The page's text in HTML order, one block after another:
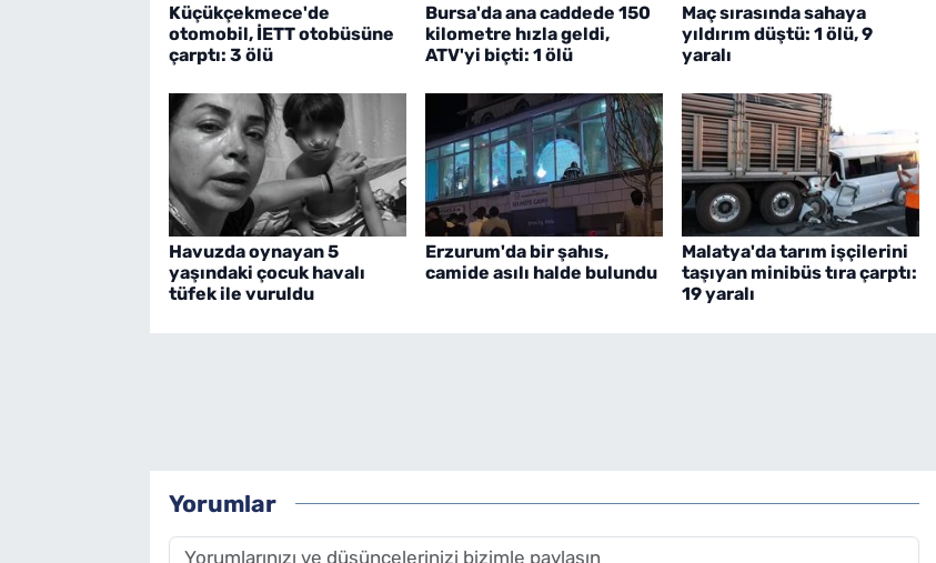
Küçükçekmece'de
otomobil, İETT otobüsüne
çarptı: 3 ölü
Bursa'da ana caddede 150
kilometre hızla geldi,
ATV'yi biçti: 1 ölü
Maç sırasında sahaya
yıldırım düştü: 1 ölü, 9
yaralı
Havuzda oynayan 5
yaşındaki çocuk havalı
tüfek ile vuruldu
Erzurum'da bir şahıs,
camide asılı halde bulundu
Malatya'da tarım işçilerini
taşıyan minibüs tıra çarptı:
19 yaralı
Yorumlar